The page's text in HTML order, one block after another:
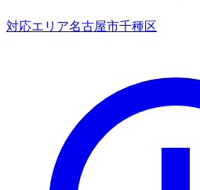
対応エリア名古屋市千種区